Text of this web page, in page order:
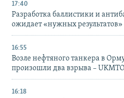
17:40
Разработка баллистики и
ожидает «нужных результатов»
16:55
Возле нефтяного танкера в
произошли два взрыва – UKMTO
16:18